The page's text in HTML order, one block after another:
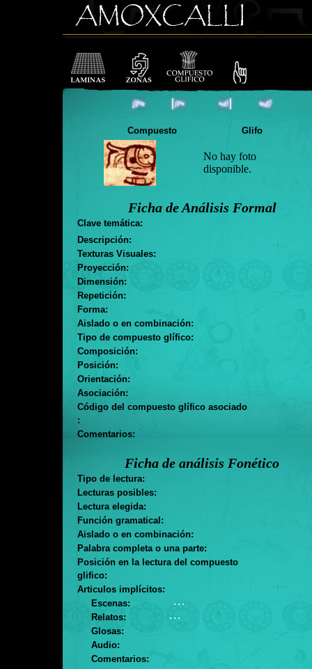
Compuesto Glifo
No hay foto
disponible.
Ficha de Análisis Formal
Clave temática:
Descripción:
Texturas Visuales:
Proyección:
Dimensión:
Repetición:
Forma:
Aislado o en combinación:
Tipo de compuesto glífico:
Composición:
Posición:
Orientación:
Asociación:
Código del compuesto glífico asociado
:
Comentarios:
Ficha de análisis Fonético
Tipo de lectura:
Lecturas posibles:
Lectura elegida:
Función gramatical:
Aislado o en combinación:
Palabra completa o una parte:
Posición en la lectura del compuesto
glifico:
Articulos implícitos:
Escenas:
. . .
Relatos:
. . .
Glosas:
Audio:
Comentarios: